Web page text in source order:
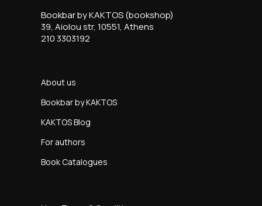
Bookbar by KAKTOS (bookshop)
39, Aiolou str, 10551, Athens
210 3303192
About us
Bookbar by KAKTOS
KAKTOS Blog
For authors
Book Catalogues